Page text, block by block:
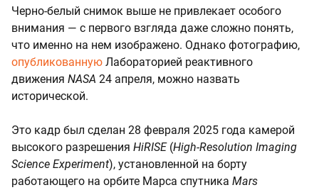
Черно-белый снимок выше не привлекает особого
внимания — с первого взгляда даже сложно понять,
что именно на нем изображено. Однако фотографию,
опубликованную Лабораторией реактивного
движения NASA 24 апреля, можно назвать
исторической.
Это кадр был сделан 28 февраля 2025 года камерой
высокого разрешения HiRISE(High-Resolution Imaging
Science Experiment), установленной на борту
работающего на орбите Марса спутника Mars